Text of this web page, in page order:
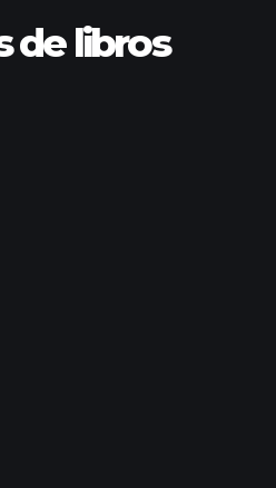
de libros